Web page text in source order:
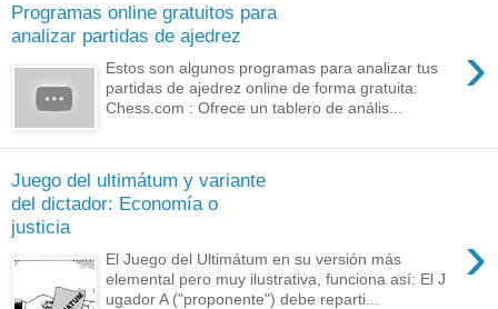
Programas online gratuitos para
analizar partidas de ajedrez
›
Estos son algunos programas para analizar tus
partidas de ajedrez online de forma gratuita:
Chess.com : Ofrece un tablero de anális...
Juego del ultimátum y variante
del dictador: Economía o
justicia
›
El Juego del Ultimátum en su versión más
elemental pero muy ilustrativa, funciona así: El J
ugador A ("proponente") debe reparti...